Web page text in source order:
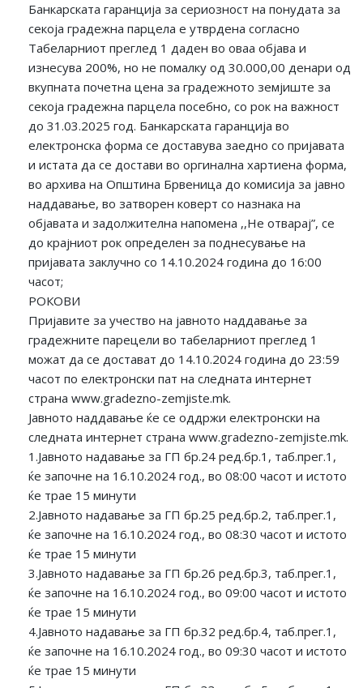
Банкарската гаранција за сериозност на понудата за
секоја градежна парцела е утврдена согласно
Табеларниот преглед 1 даден во оваа објава и
изнесува 200%, но не помалку од 30.000,00 денари од
вкупната почетна цена за градежното земјиште за
секоја градежна парцела посебно, со рок на важност
до 31.03.2025 год. Банкарската гаранција во
електронска форма се доставува заедно со пријавата
и истата да се достави во оргинална хартиена форма,
во архива на Општина Брвеница до комисија за јавно
наддавање, во затворен коверт со назнака на
објавата и задолжителна напомена ,,Не отварај”, се
до крајниот рок определен за поднесување на
пријавата заклучно со 14.10.2024 година до 16:00
часот;
РОКОВИ
Пријавите за учество на јавното наддавање за
градежните парецели во табеларниот преглед 1
можат да се достават до 14.10.2024 година до 23:59
часот по електронски пат на следната интернет
страна www.gradezno-zemjiste.mk.
Јавното наддавање ќе се оддржи електронски на
следната интернет страна www.gradezno-zemjiste.mk.
1.Јавното надавање за ГП бр.24 ред.бр.1, таб.прег.1,
ќе започне на 16.10.2024 год., во 08:00 часот и истото
ќе трае 15 минути
2.Јавното надавање за ГП бр.25 ред.бр.2, таб.прег.1,
ќе започне на 16.10.2024 год., во 08:30 часот и истото
ќе трае 15 минути
3.Јавното надавање за ГП бр.26 ред.бр.3, таб.прег.1,
ќе започне на 16.10.2024 год., во 09:00 часот и истото
ќе трае 15 минути
4.Јавното надавање за ГП бр.32 ред.бр.4, таб.прег.1,
ќе започне на 16.10.2024 год., во 09:30 часот и истото
ќе трае 15 минути